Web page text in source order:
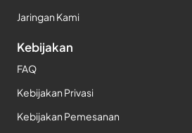
Jaringan Kami
Kebijakan
FAQ
Kebijakan Privasi
Kebijakan Pemesanan